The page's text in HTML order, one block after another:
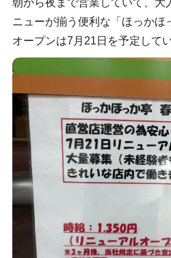
ニューが揃う便利な「ほっかほ
オープンは7月21日を予定して